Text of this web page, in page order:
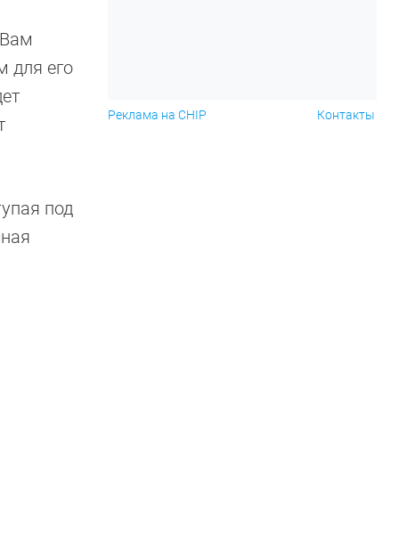
для его
под
Реклама на CHIP Контакты